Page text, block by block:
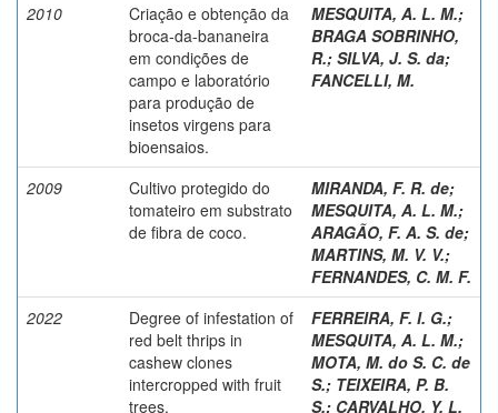
2010
Criação e obtenção da
broca-da-bananeira
em condições de
campo e laboratório
para produção de
insetos virgens para
bioensaios.
MESQUITA, A. L. M.;
BRAGA SOBRINHO,
R.; SILVA, J. S. da;
FANCELLI, M.
2009
Cultivo protegido do
tomateiro em substrato
de fibra de coco.
MIRANDA, F. R. de;
MESQUITA, A. L. M.;
ARAGÃO, F. A. S. de;
MARTINS, M. V. V.;
FERNANDES, C. M. F.
2022
Degree of infestation of
red belt thrips in
cashew clones
intercropped with fruit
trees.
FERREIRA, F. I. G.;
MESQUITA, A. L. M.;
MOTA, M. do S. C. de
S.; TEIXEIRA, P. B.
S.; CARVALHO, Y. L.